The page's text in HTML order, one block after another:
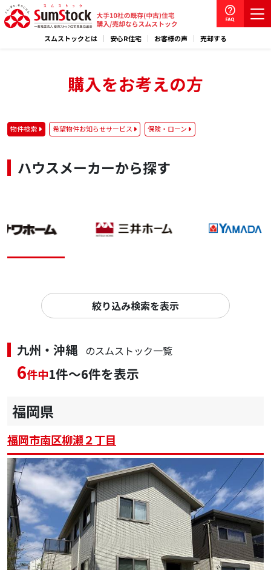
スムストックとは 安心R住宅 お客様の声 売却する
購入をお考えの方
物件検索 希望物件お知らせサービス 保険・ローン
ハウスメーカーから探す
絞り込み検索を表示
九州・沖縄 のスムストック一覧
6件中1件～6件を表示
福岡県
福岡市南区柳瀬２丁目